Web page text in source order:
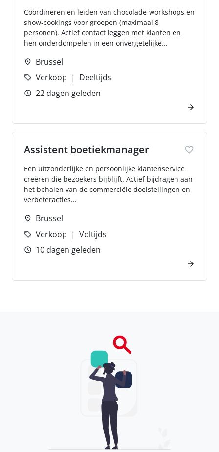
Coördineren en leiden van chocolade-workshops en
show-cookings voor groepen (maximaal 8
personen). Actief contact leggen met klanten en
hen onderdompelen in een onvergetelijke...
Brussel
Verkoop
Deeltijds
22 dagen geleden
Assistent boetiekmanager
Een uitzonderlijke en persoonlijke klantenservice
creëren die bezoekers bijblijft. Actief bijdragen aan
het behalen van de commerciële doelstellingen en
verbeteracties...
Brussel
Verkoop
Voltijds
10 dagen geleden